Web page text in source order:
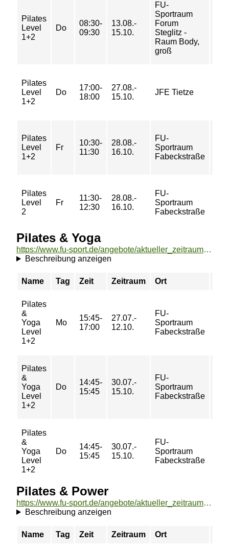
Pilates
Level
1+2
Do
08:30-
09:30
13.08.-
15.10.
FU-
Sportraum
Forum
Steglitz -
Raum Body,
groß
Pilates
Level
1+2
Do
17:00-
18:00
27.08.-
15.10.
JFE Tietze
Pilates
Level
1+2
Fr
10:30-
11:30
28.08.-
16.10.
FU-
Sportraum
Fabeckstraße
Pilates
Level
2
Fr
11:30-
12:30
28.08.-
16.10.
FU-
Sportraum
Fabeckstraße
Pilates & Yoga
https://www.fu-sport.de/angebote/aktueller_zeitraum/_Pilates__und__Yoga.html
Beschreibung anzeigen
Name Tag Zeit Zeitraum Ort
Pilates
&
Yoga
Level
1+2
Mo
15:45-
17:00
27.07.-
12.10.
FU-
Sportraum
Fabeckstraße
Pilates
&
Yoga
Level
1+2
Do
14:45-
15:45
30.07.-
15.10.
FU-
Sportraum
Fabeckstraße
Pilates
&
Yoga
Level
1+2
Do
14:45-
15:45
30.07.-
15.10.
FU-
Sportraum
Fabeckstraße
Pilates & Power
https://www.fu-sport.de/angebote/aktueller_zeitraum/_Pilates__und__Power.html
Beschreibung anzeigen
Name Tag Zeit Zeitraum Ort